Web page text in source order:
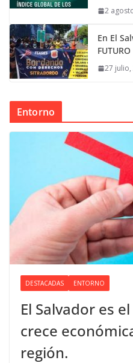
2
En El
FUTURO
27 julio,
Entorno
DESTACADAS ENTORNO
El Salvador es
crece
región.